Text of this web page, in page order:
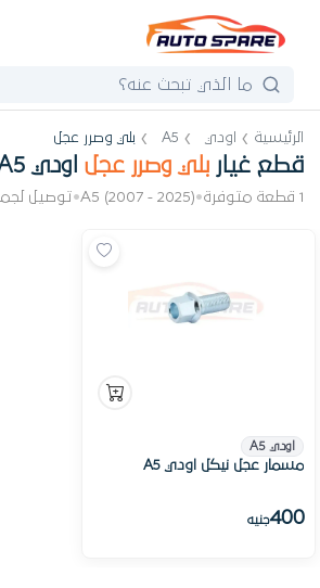
الرئيسية اودي A5 بلي وصرر عجل
قطع غيار بلي وصرر عجل اودي A5
1 قطعة متوفرة •
A5 (2007 - 2025)
•توصيل
اودي A5
مسمار عجل نيكل اودي A5
400جنيه